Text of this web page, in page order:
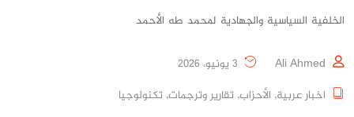
الخلفية السياسية والجهادية لمحمد طه الأحمد
Ali Ahmed
اخبار عربية, الأحزاب, تقارير وترجمات, تكنولوجيا